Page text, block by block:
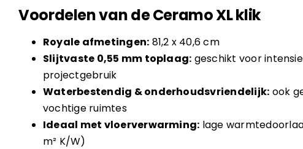
Voordelen van de Ceramo XL klik
Royale afmetingen: 81,2 x 40,6 cm
Slijtvaste 0,55 mm toplaag: geschikt voor
projectgebruik
Waterbestendig & onderhoudsvriendelijk: ook
vochtige ruimtes
Ideaal met vloerverwarming: lage
m² K/W)